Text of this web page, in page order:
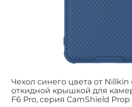
Чехол синего цвета от
откидной крышкой для
F6 Pro, серия CamShield Prop